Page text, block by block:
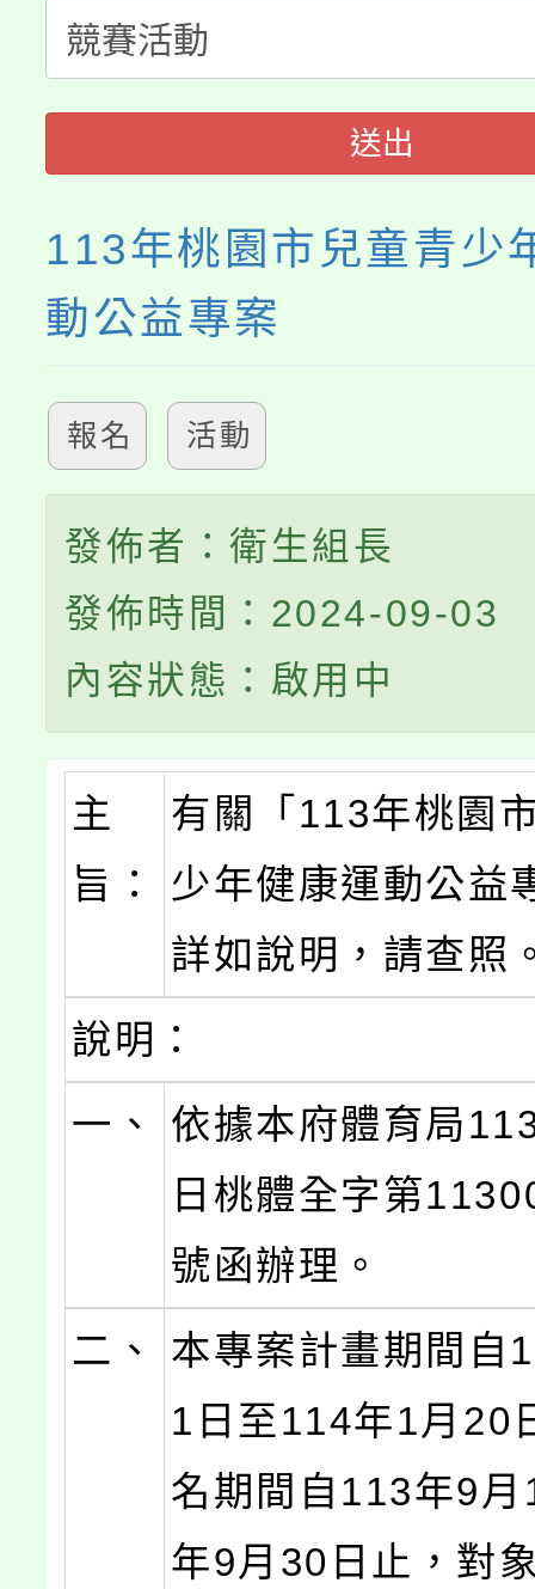
者。
份教師研習
淨零綠生活教案入校路
會
115年食農教育專業人
送出
113年桃園市兒童青少
動公益專案
報名 活動
發佈者：衛生組長
發佈時間：2024-09-03
內容狀態：啟用中
主
旨：
有關「113年桃園
少年健康運動公益
詳如說明，請查照
說明：
一、
依據本府體育局
日桃體全字第
號函辦理。
二、
本專案計畫期間自
1日至114年1月20
名期間自113年9
年9月30日止，對